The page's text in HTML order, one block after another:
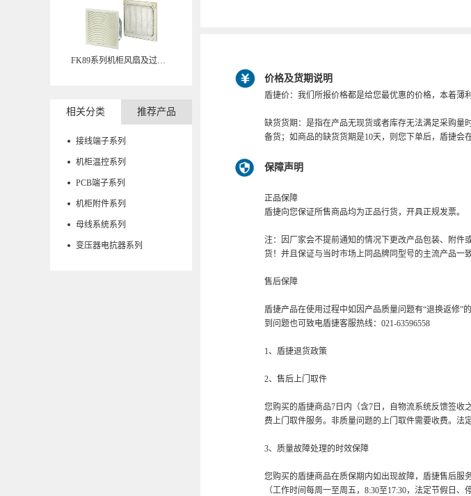
价格及货期说明
盾捷价：我们所报价格都是给您最优惠的价格，本着薄
缺货货期：是指在产品无现货或者库存无法满足采购量
备货；如商品的缺货货期是10天，则您下单后，盾捷会
保障声明
正品保障
盾捷向您保证所售商品均为正品行货，开具正规发票。
注：因厂家会不提前通知的情况下更改产品包装、附件
货！并且保证与当时市场上同品牌同型号的主流产品一
售后保障
盾捷产品在使用过程中如因产品质量问题有“退换返修
到问题也可致电盾捷客服热线：021-63596558
1、盾捷退货政策
2、售后上门取件
您购买的盾捷商品7日内（含7日，自物流系统反馈签
费上门取件服务。非质量问题的上门取件需要收费。法
3、质量故障处理的时效保障
您购买的盾捷商品在质保期内如出现故障，盾捷售后服
（工作时间每周一至周五，8:30至17:30，法定节假日
FK89系列机柜风扇及过滤器 FK8926
相关分类 推荐产品
接线端子系列
机柜温控系列
PCB端子系列
机柜附件系列
母线系统系列
变压器电抗器系列